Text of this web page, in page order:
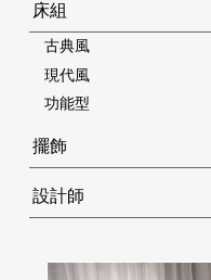
床組
古典風
現代風
功能型
擺飾
設計師